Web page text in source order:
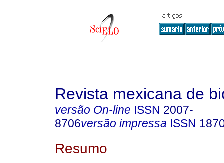
Revista mexicana de
versão On-line ISSN 2007-
8706versão impressa ISSN
Resumo